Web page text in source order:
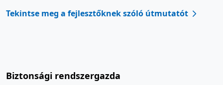
Tekintse meg a fejlesztőknek szóló útmutatót
Biztonsági rendszergazda